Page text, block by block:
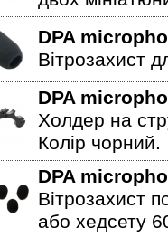
DPA
Вітрозахист
DPA
Холдер на
Колір чорний.
DPA
Вітрозахист
або хедсету